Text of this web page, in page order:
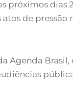
próximos
de pressão
Agenda